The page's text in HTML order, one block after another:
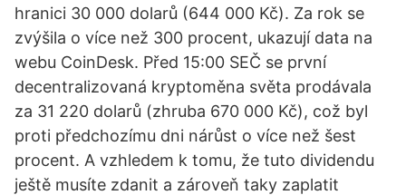
hranici 30 000 dolarů (644 000 Kč). Za rok se
zvýšila o více než 300 procent, ukazují data na
webu CoinDesk. Před 15:00 SEČ se první
decentralizovaná kryptoměna světa prodávala
za 31 220 dolarů (zhruba 670 000 Kč), což byl
proti předchozímu dni nárůst o více než šest
procent. A vzhledem k tomu, že tuto dividendu
ještě musíte zdanit a zároveň taky zaplatit